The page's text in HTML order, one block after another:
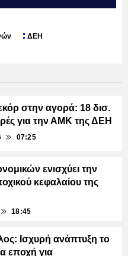
ΔΕΗ
στην αγορά: 18 δισ.
για την ΑΜΚ της ΔΕΗ
07:25
ενισχύει την
κεφαλαίου της
18:45
Ισχυρή ανάπτυξη το
εποχή για